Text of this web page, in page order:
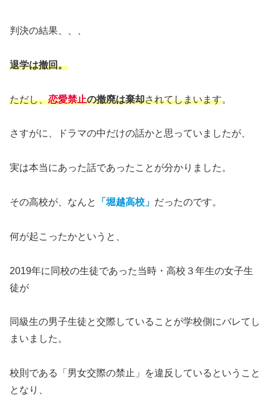
判決の結果、、、
退学は撤回。
ただし、恋愛禁止の撤廃は棄却されてしまいます。
さすがに、ドラマの中だけの話かと思っていましたが、
実は本当にあった話であったことが分かりました。
その高校が、なんと 「堀越高校」 だったのです。
何が起こったかというと、
2019年に同校の生徒であった当時・高校３年生の女子生
徒が
同級生の男子生徒と交際していることが学校側にバレてし
まいました。
校則である「男女交際の禁止」を違反しているということ
となり、